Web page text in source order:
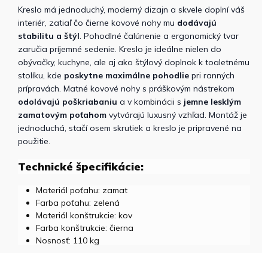
Kreslo má jednoduchý, moderný dizajn a skvele doplní váš
interiér, zatiaľ čo čierne kovové nohy mu dodávajú
stabilitu a štýl. Pohodlné čalúnenie a ergonomický tvar
zaručia príjemné sedenie. Kreslo je ideálne nielen do
obývačky, kuchyne, ale aj ako štýlový doplnok k toaletnému
stolíku, kde poskytne maximálne pohodlie pri ranných
prípravách. Matné kovové nohy s práškovým nástrekom
odolávajú poškriabaniu a v kombinácii s jemne lesklým
zamatovým poťahom vytvárajú luxusný vzhľad. Montáž je
jednoduchá, stačí osem skrutiek a kreslo je pripravené na
použitie.
Technické špecifikácie:
Materiál poťahu: zamat
Farba poťahu: zelená
Materiál konštrukcie: kov
Farba konštrukcie: čierna
Nosnosť: 110 kg